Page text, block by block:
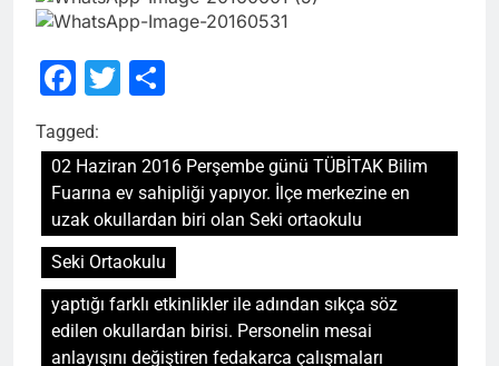
Facebook
Twitter
Tagged:
02 Haziran 2016 Perşembe günü TÜBİTAK Bilim
Fuarına ev sahipliği yapıyor. İlçe merkezine en
uzak okullardan biri olan Seki ortaokulu
Seki Ortaokulu
yaptığı farklı etkinlikler ile adından sıkça söz
edilen okullardan birisi. Personelin mesai
anlayışını değiştiren fedakarca çalışmaları